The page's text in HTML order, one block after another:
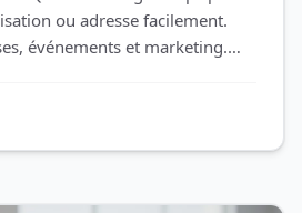
ou adresse facilement.
événements et marketing.